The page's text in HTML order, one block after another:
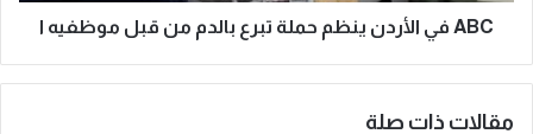
ABC في الأردن ينظم حملة تبرع بالدم من قبل موظفيه ا
مقالات ذات صلة